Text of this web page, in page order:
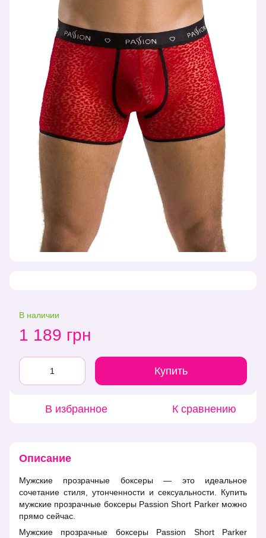
В наличии
1 189 грн
Купить
В избранное К сравнению
Описание
Мужские прозрачные боксеры — это идеальное
сочетание стиля, утонченности и сексуальности. Купить
мужские прозрачные боксеры Passion Short Parker можно
прямо сейчас.
Мужские прозрачные боксеры Passion Short Parker